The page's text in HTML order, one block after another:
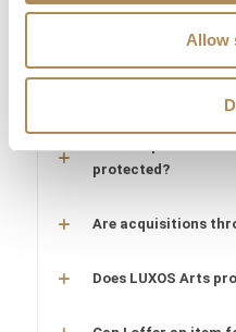
Allow
signify?
What credentials
protected?
Are acquisitions
Does LUXOS Arts